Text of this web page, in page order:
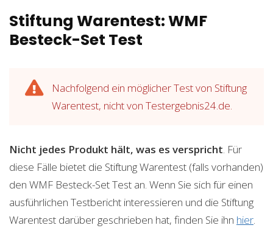
Stiftung Warentest: WMF
Besteck-Set Test
Nachfolgend ein möglicher Test von Stiftung
Warentest, nicht von Testergebnis24.de.
Nicht jedes Produkt hält, was es verspricht. Für
diese Fälle bietet die Stiftung Warentest (falls vorhanden)
den WMF Besteck-Set Test an. Wenn Sie sich für einen
ausführlichen Testbericht interessieren und die Stiftung
Warentest darüber geschrieben hat, finden Sie ihn hier.